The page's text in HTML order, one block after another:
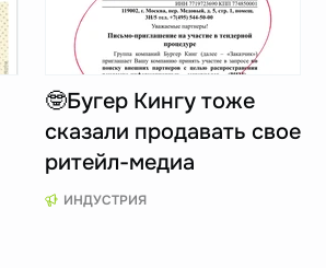
🤓Бугер Кингу тоже
сказали продавать свое
ритейл-медиа
ИНДУСТРИЯ